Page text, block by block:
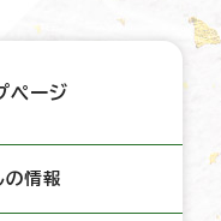
ページ
の情報